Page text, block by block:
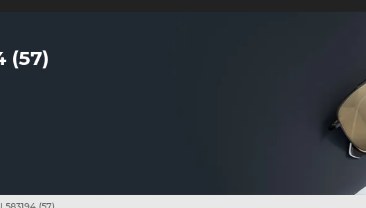
(57)